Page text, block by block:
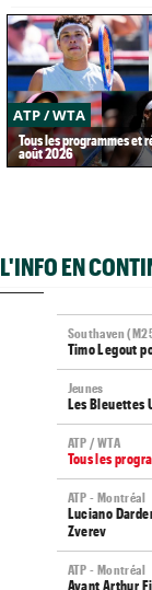
ATP / WTA
Tous les programmes et
août 2026
L'INFO EN
Southaven
Timo Legout
Jeunes
Les Bleuettes
ATP / WTA
Tous les
ATP - Montréal
Luciano
Zverev
ATP - Montréal
Avant Arthur